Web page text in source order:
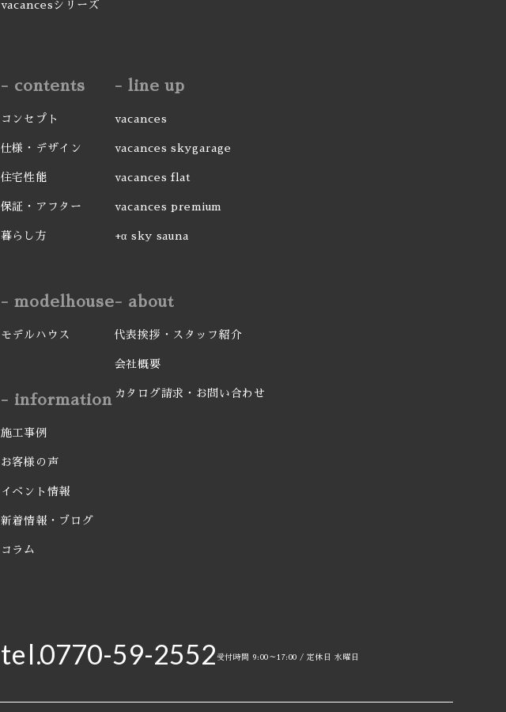
vacancesシリーズ
- contents
コンセプト
仕様・デザイン
住宅性能
保証・アフター
暮らし方
- modelhouse
モデルハウス
- information
施工事例
お客様の声
イベント情報
新着情報・ブログ
コラム
- line up
vacances
vacances skygarage
vacances flat
vacances premium
+α sky sauna
- about
代表挨拶・スタッフ紹介
会社概要
カタログ請求・お問い合わせ
tel.0770-59-2552 受付時間 9:00～17:00 / 定休日 水曜日